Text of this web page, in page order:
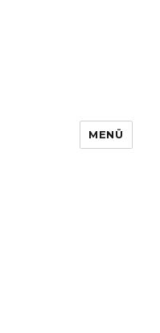
MENÜ